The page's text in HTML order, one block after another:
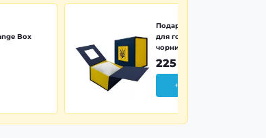
Box
Подарункова картонна
для годинника синьо-жовта
чорним тризубом
225 грн
+ Додати